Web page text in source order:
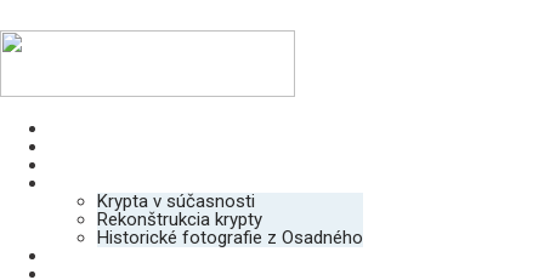
Krypta v súčasnosti
Rekonštrukcia krypty
Historické fotografie z Osadného